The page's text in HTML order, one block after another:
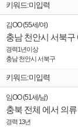
키워드:미입력
김OO(55세 /여)
경력1년이상
충남 천안시 서북구
키워드:미입력
임OO(51세 /남)
경력 13년